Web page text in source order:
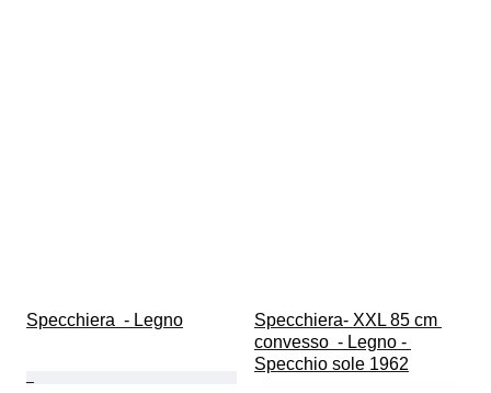
Specchiera  - Legno
Specchiera- XXL 85 cm
convesso  - Legno -
Specchio sole 1962